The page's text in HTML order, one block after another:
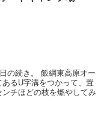
の続き。 飯綱東高原オー
るU字溝をつかって、置
チほどの枝を燃やしてみ